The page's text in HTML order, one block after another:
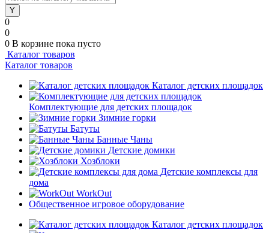
0
0
0 В корзине пока пусто
Каталог товаров
Каталог товаров
Каталог детских площадок
Комплектующие для детских площадок
Зимние горки
Батуты
Банные Чаны
Детские домики
Хозблоки
Детские комплексы для
дома
WorkOut
Общественное игровое оборудование
Каталог детских площадок